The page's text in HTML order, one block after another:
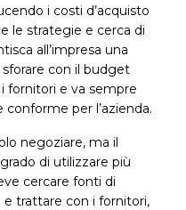
i costi d’acquisto
le strategie e cerca di
all’impresa una
con il budget
fornitori e va sempre
conforme per l’azienda.
negoziare, ma il
di utilizzare più
cercare fonti di
trattare con i fornitori,